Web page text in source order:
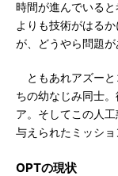
時間が進んでいる
よりも技術がはる
が、どうやら問題が
ともあれアズーと
ちの幼なじみ同士
ア。そしてこの人
与えられたミッショ
OPTの現状